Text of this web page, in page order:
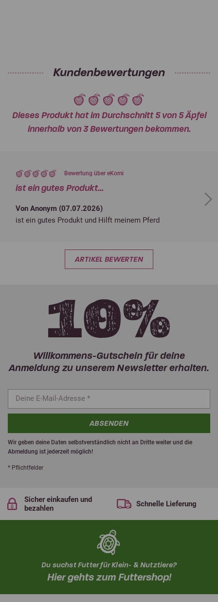
Kundenbewertungen
Dieses Produkt hat im Durchschnitt 5 von 5 Äpfel
innerhalb von 3 Bewertungen bekommen.
Bewertung über eKomi
ist ein gutes Produkt...
Von Anonym (07.07.2026)
ist ein gutes Produkt und Hilft meinem Pferd
Next
ARTIKEL BEWERTEN
Willkommens-Gutschein für deine
Anmeldung zu unserem Newsletter erhalten.
ABSENDEN
Wir geben deine Daten selbstverständlich nicht an Dritte weiter und die
Abmeldung ist jederzeit möglich!
* Pflichtfelder
Sicher einkaufen und
bezahlen
Schnelle Lieferung
Du suchst Futter für Klein- & Nutztiere?
Hier gehts zum Futtershop!